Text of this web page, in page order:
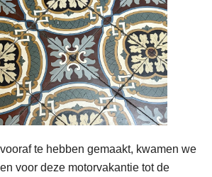
te hebben gemaakt, kwamen we
voor deze motorvakantie tot de